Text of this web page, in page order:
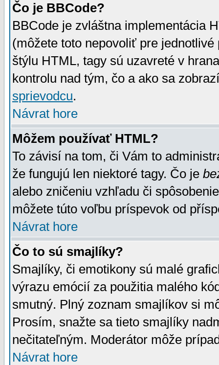
Čo je BBCode?
BBCode je zvláštna implementácia
(môžete toto nepovoliť pre
štýlu HTML, tagy sú uzavreté v
kontrolu nad tým, čo a ako sa
sprievodcu.
Návrat hore
Môžem používať HTML?
To závisí na tom, či Vám to
že fungujú len niektoré tagy. Čo je
alebo zničeniu vzhľadu či
môžete túto voľbu príspevok od
Návrat hore
Čo to sú smajlíky?
Smajlíky, či emotikony sú malé
výrazu emócií za použitia malého
smutný. Plný zoznam smajlíkov si
Prosím, snažte sa tieto smajlíky
nečitateľným. Moderátor môže
Návrat hore